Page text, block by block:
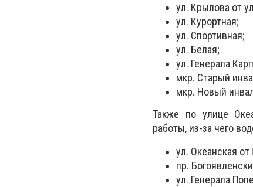
ул. Крылова от
ул. Курортная;
ул. Спортивная;
ул. Белая;
ул. Генерала
мкр. Старый
мкр. Новый
Также по улице
работы, из-за чего
ул. Океанская
пр.
ул. Генерала